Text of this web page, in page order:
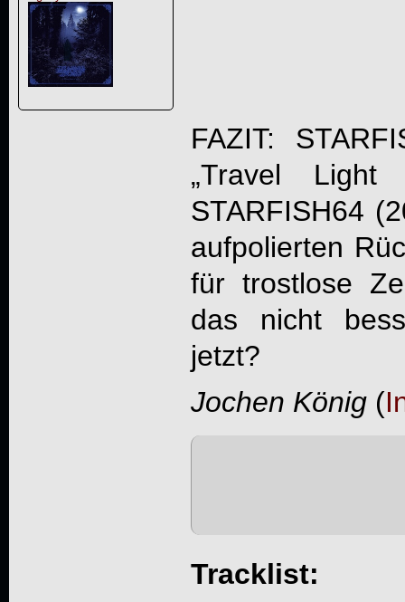
FAZIT:
„Travel
STARFISH64
aufpolierten
für trostlose
das nicht
jetzt?
Jochen König(
Tracklist: